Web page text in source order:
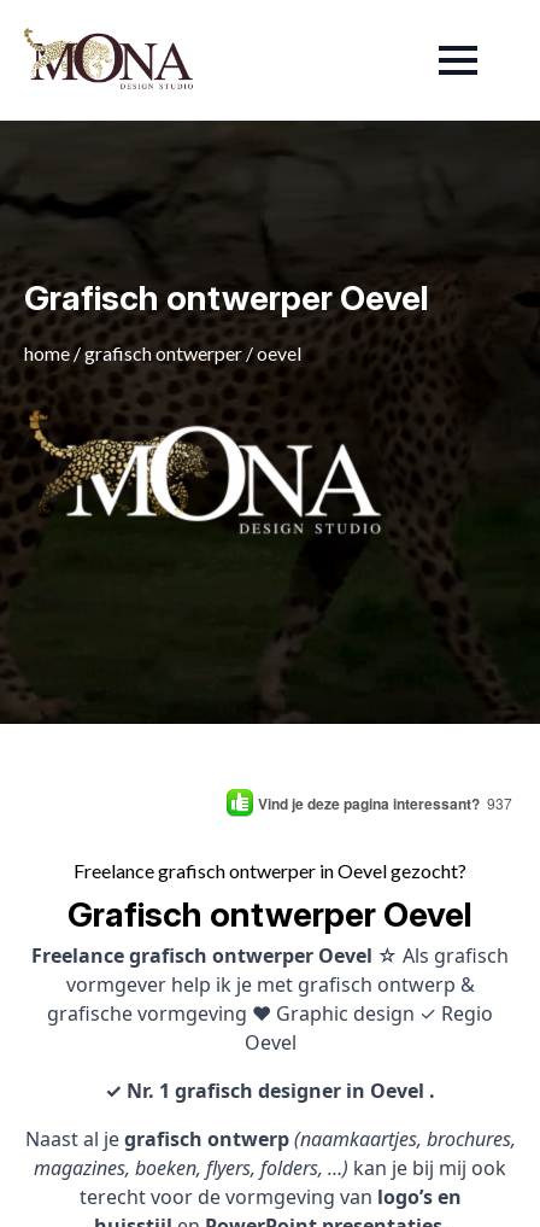
Grafisch ontwerper Oevel
home /grafisch ontwerper /oevel
Vind je deze pagina interessant? 937
Freelance grafisch ontwerper in Oevel gezocht?
Grafisch ontwerper Oevel
Freelance grafisch ontwerper Oevel ☆ Als grafisch
vormgever help ik je met grafisch ontwerp &
grafische vormgeving ♥ Graphic design ✓ Regio
Oevel
✓ Nr. 1 grafisch designer in Oevel .
Naast al jegrafisch ontwerp (naamkaartjes, brochures,
magazines, boeken, flyers, folders, …) kan je bij mij ook
terecht voor de vormgeving van logo’s en